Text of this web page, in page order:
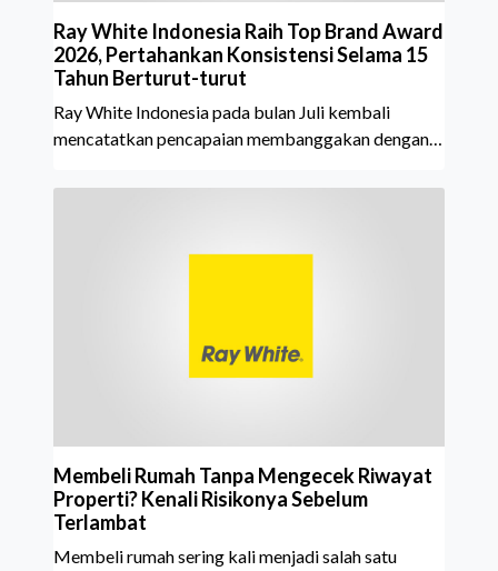
Ray White Indonesia Raih Top Brand Award
2026, Pertahankan Konsistensi Selama 15
Tahun Berturut-turut
Ray White Indonesia pada bulan Juli kembali
mencatatkan pencapaian membanggakan dengan
Property Agent. Penghargaan ini menjadi semakin
White Indonesia. Top Brand Award m
Membeli Rumah Tanpa Mengecek Riwayat
Properti? Kenali Risikonya Sebelum
Terlambat
Membeli rumah sering kali menjadi salah satu